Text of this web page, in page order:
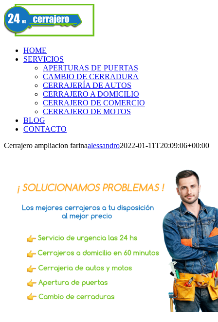
Skip
to
content
Facebook
HOME
SERVICIOS
APERTURAS DE PUERTAS
CAMBIO DE CERRADURA
CERRAJERÍA DE AUTOS
CERRAJERO A DOMICILIO
CERRAJERO DE COMERCIO
CERRAJERO DE MOTOS
BLOG
CONTACTO
Cerrajero ampliacion farinaalessandro2022-01-11T20:09:06+00:00